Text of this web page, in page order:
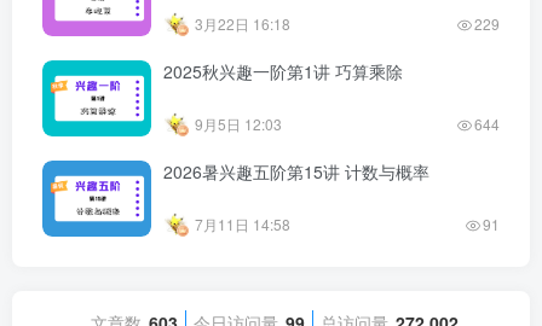
3月22日 16:18 229
2025秋兴趣一阶第1讲 巧算乘除
9月5日 12:03 644
2026暑兴趣五阶第15讲 计数与概率
7月11日 14:58 91